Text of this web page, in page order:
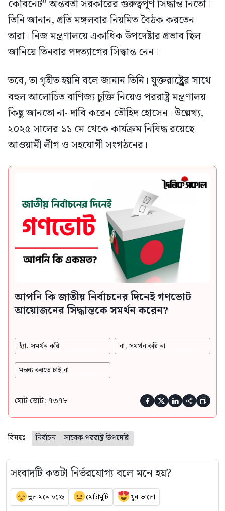
কেবিনেট” অন্তর্বর্তী সরকারের গুরুত্বপূর্ণ সিদ্ধান্ত নিতো।
তিনি জানান, প্রতি মঙ্গলবার নিয়মিত বৈঠক করতেন
তারা। নিজ মন্ত্রণালয়ে একাধিক উপদেষ্টার প্রভাব ছিল
জানিয়ে তিনবার পদত্যাগের সিদ্ধান্ত নেন।
তবে, তা গৃহীত হয়নি বলে জানান তিনি। যুক্তরাষ্ট্র্রের সাথে
বহুল আলোচিত বাণিজ্য চুক্তি নিয়েও পররাষ্ট্র মন্ত্রণালয়
কিছু জানতো না- দাবি করেন তৌহিদ হোসেন। উল্লেখ্য,
২০২৫ সালের ১১ মে থেকে কার্যক্রম নিষিদ্ধ রয়েছে
আওয়ামী লীগ ও সহযোগী সংগঠনের।
আপনি কি জাতীয় নির্বাচনের দিনেই গণভোট
আয়োজনের সিদ্ধান্তকে সমর্থন করেন?
হ্যাঁ, সমর্থন করি না, সমর্থন করি না
মন্তব্য করতে চাই না
মোট ভোট: ৭৩৭৮     
বিষয়ঃ নির্বাচন সাবেক পররাষ্ট্র উপদেষ্টা
সংবাদটি কতটা নির্ভরযোগ্য বলে মনে হয়?
ভুল মনে হচ্ছে মোটামুটি খুব ভালো